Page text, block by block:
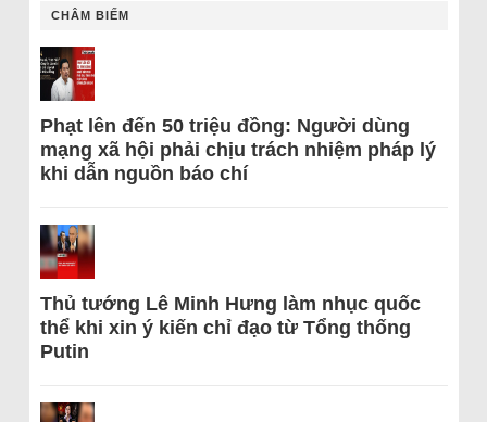
CHÂM BIẾM
Phạt lên đến 50 triệu đồng: Người dùng
mạng xã hội phải chịu trách nhiệm pháp lý
khi dẫn nguồn báo chí
Thủ tướng Lê Minh Hưng làm nhục quốc
thể khi xin ý kiến chỉ đạo từ Tổng thống
Putin